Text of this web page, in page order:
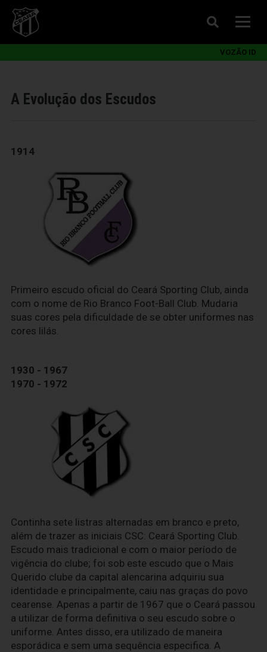
VOZÃO ID
A Evolução dos Escudos
1914
Primeiro escudo oficial do Ceará Sporting Club, ainda
com o nome de Rio Branco Foot-Ball Club. Mudaria
suas cores pela dificuldade de se obter uniformes nas
cores lilás.
1930 - 1967
1970 - 1972
Continha sete listras alternadas em branco e preto,
além de trazer as iniciais CSC: Ceará Sporting Club.
Escudo mais tradicional e com o maior período de
vigência do clube; foi sob este escudo que o Mais
Querido clube da capital alencarina adquiriu sua
identidade e principalmente, caiu nas graças do povo
cearense. Apenas a partir de 1967 que o Ceará passou
a utilizar de forma definitiva o seu escudo sobre o
uniforme. Antes disso, era utilizado de maneira
esporádica e sem uma sequência especifica. A